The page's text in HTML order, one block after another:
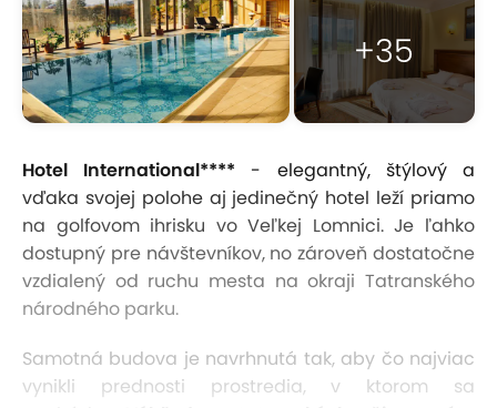
+35
Hotel International**** - elegantný, štýlový a
vďaka svojej polohe aj jedinečný hotel leží priamo
na golfovom ihrisku vo Veľkej Lomnici. Je ľahko
dostupný pre návštevníkov, no zároveň dostatočne
vzdialený od ruchu mesta na okraji Tatranského
národného parku.
Samotná budova je navrhnutá tak, aby čo najviac
vynikli prednosti prostredia, v ktorom sa